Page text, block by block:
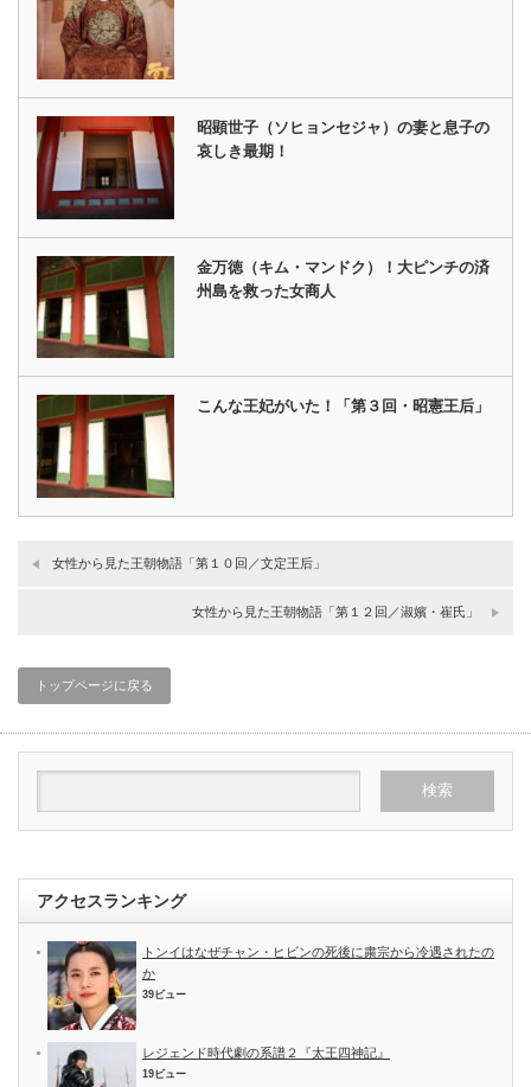
昭顕世子（ソヒョンセジャ）の妻と息子の
哀しき最期！
金万徳（キム・マンドク）！大ピンチの済
州島を救った女商人
こんな王妃がいた！「第３回・昭憲王后」
女性から見た王朝物語「第１０回／文定王后」
女性から見た王朝物語「第１２回／淑嬪・崔氏」
トップページに戻る
アクセスランキング
トンイはなぜチャン・ヒビンの死後に粛宗から冷遇されたの
か
39ビュー
レジェンド時代劇の系譜２『太王四神記』
19ビュー